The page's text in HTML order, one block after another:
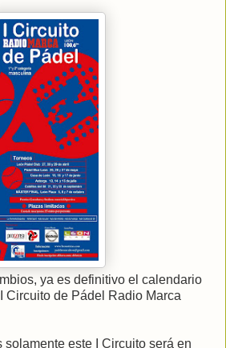
ya es definitivo el calendario
Circuito de Pádel Radio Marca
solamente este I Circuito será en